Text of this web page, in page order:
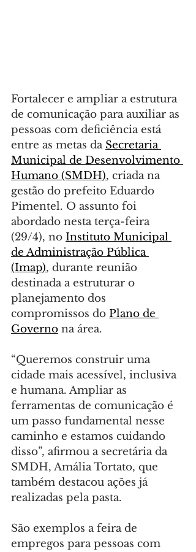
Fortalecer e ampliar a estrutura
de comunicação para auxiliar as
pessoas com deficiência está
entre as metas da Secretaria
Municipal de Desenvolvimento
Humano (SMDH), criada na
gestão do prefeito Eduardo
Pimentel. O assunto foi
abordado nesta terça-feira
(29/4), no Instituto Municipal
de Administração Pública
(Imap), durante reunião
destinada a estruturar o
planejamento dos
compromissos do Plano de
Governo na área.
“Queremos construir uma
cidade mais acessível, inclusiva
e humana. Ampliar as
ferramentas de comunicação é
um passo fundamental nesse
caminho e estamos cuidando
disso”, afirmou a secretária da
SMDH, Amália Tortato, que
também destacou ações já
realizadas pela pasta.
São exemplos a feira de
empregos para pessoas com